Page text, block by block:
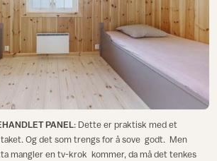
PANEL: Dette er praktisk med et
Og det som trengs for å sove godt. Men
mangler en tv-krok kommer, da må det tenkes